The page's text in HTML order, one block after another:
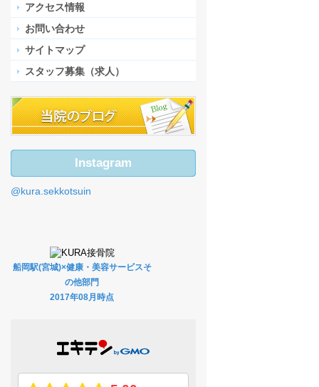
アクセス情報
お問い合わせ
サイトマップ
スタッフ募集（求人）
Instagram
@kura.sekkotsuin
船岡駅(宮城)×健康・美容サービスそ
の他部門
2017年08月時点